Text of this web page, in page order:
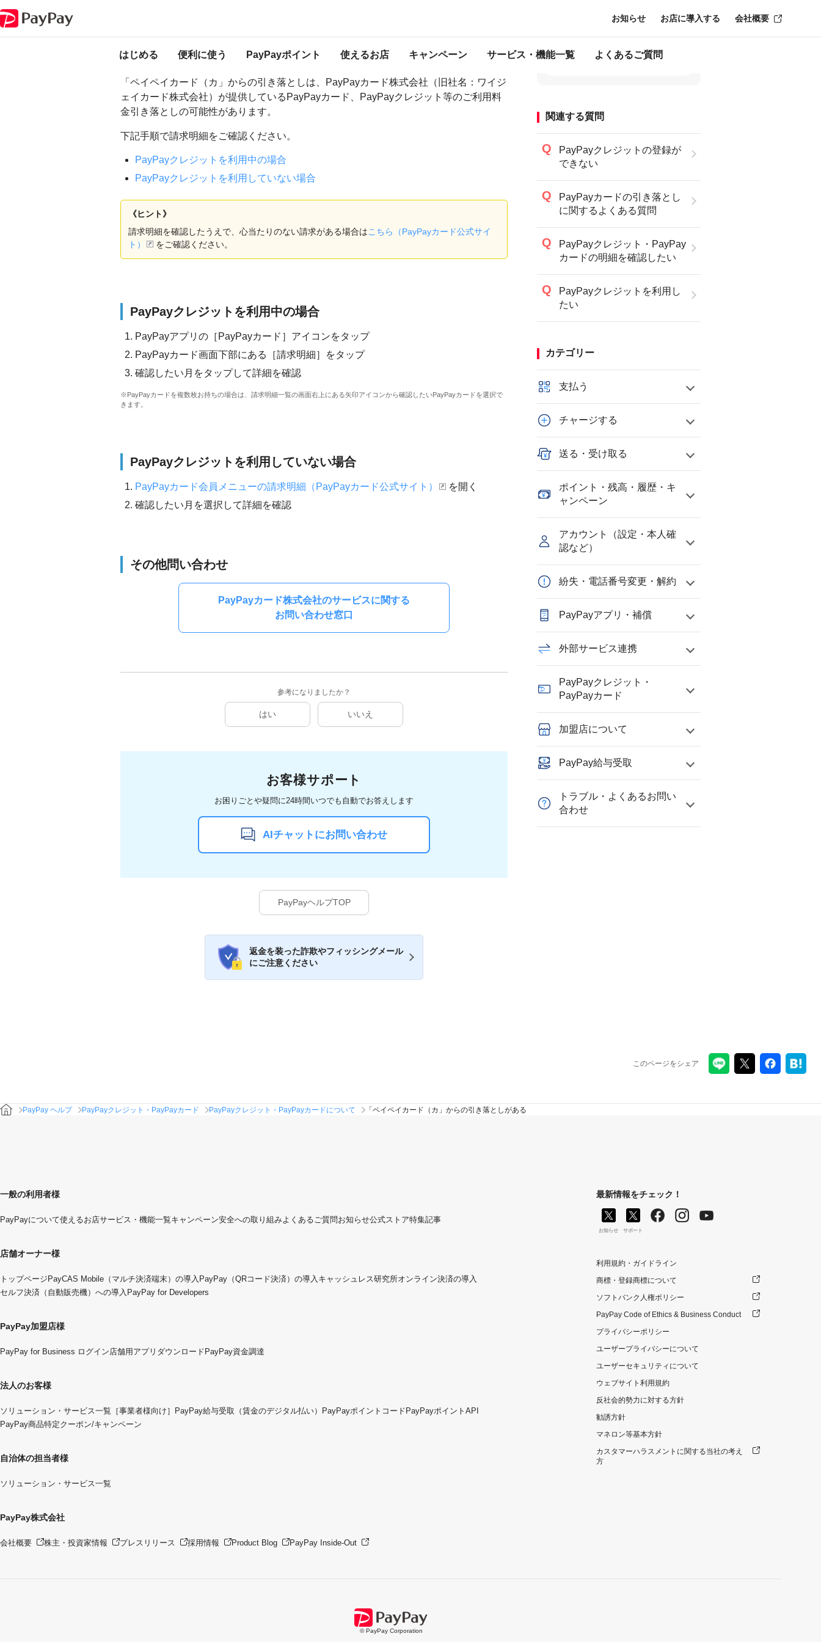
はじめる 便利に使う PayPayポイント 使えるお店 キャンペーン サービス・機能一覧 よくあるご質問
お知らせ お店に導入する 会社概要
「ペイペイカード（カ」からの引き落としがある
「ペイペイカード（カ」からの引き落としは、PayPayカード株式会社（旧社名：ワイジ
ェイカード株式会社）が提供しているPayPayカード、PayPayクレジット等のご利用料
金引き落としの可能性があります。
下記手順で請求明細をご確認ください。
PayPayクレジットを利用中の場合
PayPayクレジット を利用していない場合
《ヒント》
請求明細を確認したうえで、心当たりのない請求がある場合はこちら（PayPayカード公式サイ
ト）
をご確認ください。
PayPayクレジットを利用中の場合
PayPayアプリの［PayPayカード］アイコンをタップ
PayPayカード画面下部にある［請求明細］をタップ
確認したい月をタップして詳細を確認
※PayPayカードを複数枚お持ちの場合は、請求明細一覧の画面右上にある矢印アイコンから確認したいPayPayカードを選択で
きます。
PayPayクレジットを利用していない場合
PayPayカード会員メニューの請求明細（PayPayカード公式サイト）
を開く
確認したい月を選択して詳細を確認
その他問い合わせ
PayPayカード株式会社のサービスに関する
お問い合わせ窓口
参考になりましたか？
はい いいえ
お客様サポート
お困りごとや疑問に24時間いつでも自動でお答えします
AIチャットにお問い合わせ
PayPayヘルプTOP
返金を装った詐欺やフィッシングメール
にご注意ください
関連する質問
PayPayクレジットの登録が
できない
PayPayカードの引き落とし
に関するよくある質問
PayPayクレジット・PayPay
カードの明細を確認したい
PayPayクレジットを利用し
たい
カテゴリー
支払う
チャージする
送る・受け取る
ポイント・残高・履歴・キ
ャンペーン
アカウント（設定・本人確
認など）
紛失・電話番号変更・解約
PayPayアプリ・補償
外部サービス連携
PayPayクレジット・
PayPayカード
加盟店について
PayPay給与受取
トラブル・よくあるお問い
合わせ
このページをシェア
PayPay ヘルプ PayPayクレジット・PayPayカード PayPayクレジット・PayPayカードについて 「ペイペイカード（カ」からの引き落としがある
一般の利用者様
PayPayについて使えるお店サービス・機能一覧キャンペーン安全への取り組みよくあるご質問お知らせ公式ストア特集記事
店舗オーナー様
トップページ PayCAS Mobile（マルチ決済端末）の導入 PayPay（QRコード決済）の導入 キャッシュレス研究所オンライン決済の導入
セルフ決済（自動販売機）への導入 PayPay for Developers
PayPay加盟店様
PayPay for Business ログイン店舗用アプリダウンロード PayPay資金調達
法人のお客様
ソリューション・サービス一覧 ［事業者様向け］PayPay給与受取（賃金のデジタル払い） PayPayポイントコード PayPayポイントAPI
PayPay商品特定クーポン/キャンペーン
自治体の担当者様
ソリューション・サービス一覧
PayPay株式会社
会社概要 株主・投資家情報 プレスリリース 採用情報 Product Blog PayPay Inside-Out
最新情報をチェック！
お知らせ サポート
利用規約・ガイドライン
商標・登録商標について
ソフトバンク人権ポリシー
PayPay Code of Ethics & Business Conduct
プライバシーポリシー
ユーザープライバシーについて
ユーザーセキュリティについて
ウェブサイト利用規約
反社会的勢力に対する方針
勧誘方針
マネロン等基本方針
カスタマーハラスメントに関する当社の考え
方
© PayPay Corporation